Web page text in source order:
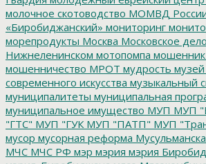
молочное скотоводство МОМВД
«Биробиджанский» мониторинг
морепродукты Москва Московское дело
Нижнеленинском мотопомпа мошенник
мошенничество МРОТ мудрость музей
современного искусства музыкальный
муниципалитеты муниципальная
муниципальное имущество МУП МУП
"ГТС" МУП "ГУКМУП "ПАТП" МУП
мусор мусорная реформа
МЧС МЧС РФ мэр мэрия мэрия